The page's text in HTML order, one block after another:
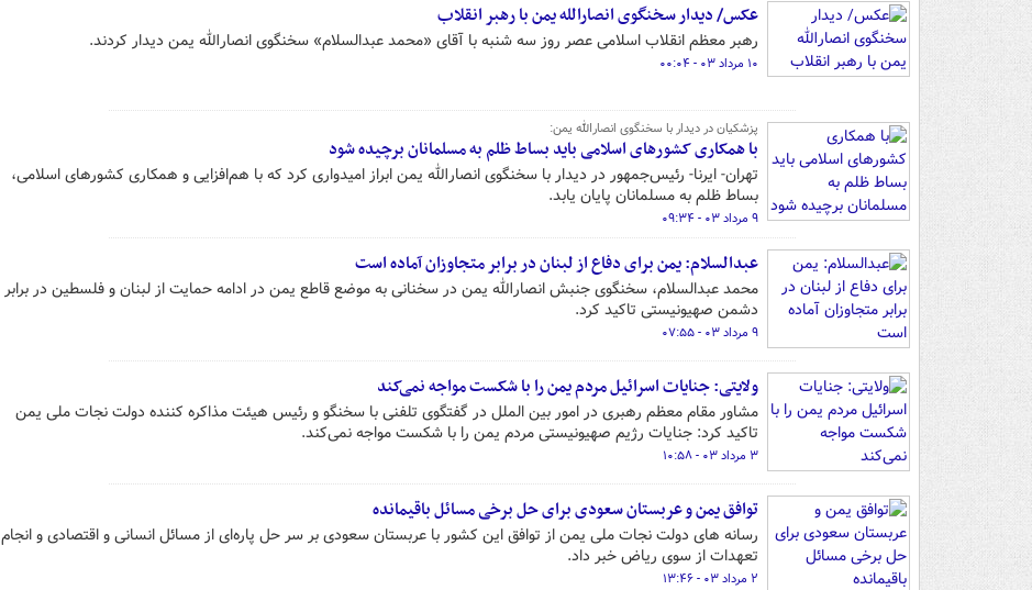
عکس/ دیدار سخنگوی انصارالله یمن با رهبر انقلاب
رهبر معظم انقلاب اسلامی عصر روز سه شنبه با آقای «محمد عبدالسلام» سخنگوی انصارالله یمن دیدار کردند.
۱۰ مرداد ۰۳ - ۰۰:۰۴
پزشکیان در دیدار با سخنگوی انصارالله یمن:
با همکاری کشورهای اسلامی باید بساط ظلم به مسلمانان برچیده شود
تهران- ایرنا- رئیس‌جمهور در دیدار با سخنگوی انصارالله یمن ابراز امیدواری کرد که با هم‌افزایی و همکاری کشورهای اسلامی،
بساط ظلم به مسلمانان پایان یابد.
۹ مرداد ۰۳ - ۰۹:۳۴
عبدالسلام: یمن برای دفاع از لبنان در برابر متجاوزان آماده است
محمد عبدالسلام، سخنگوی جنبش انصارالله یمن در سخنانی به موضع قاطع یمن در ادامه حمایت از لبنان و فلسطین در برابر
دشمن صهیونیستی تاکید کرد.
۹ مرداد ۰۳ - ۰۷:۵۵
ولایتی: جنایات اسرائیل مردم یمن را با شکست مواجه نمی‌کند
مشاور مقام معظم رهبری در امور بین الملل در گفتگوی تلفنی با سخنگو و رئیس هیئت مذاکره کننده دولت نجات ملی ‎یمن
تاکید کرد: جنایات رژیم صهیونیستی مردم یمن را با شکست مواجه نمی‌کند.
۳ مرداد ۰۳ - ۱۰:۵۸
توافق یمن و عربستان سعودی برای حل برخی مسائل باقیمانده
رسانه های دولت نجات ملی یمن از توافق این کشور با عربستان سعودی بر سر حل پاره‌ای از مسائل انسانی و اقتصادی و انجام
تعهدات از سوی ریاض خبر داد.
۲ مرداد ۰۳ - ۱۳:۴۶